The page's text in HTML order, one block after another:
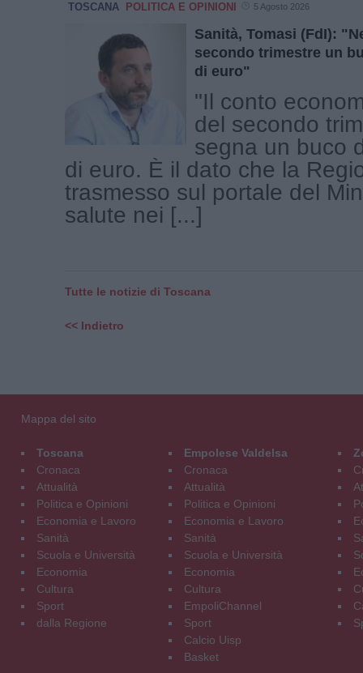
TOSCANA POLITICA E OPINIONI 5 Agosto 2026
Sanità, Tomasi (FdI):
secondo trimestre un
di euro"
"Il conto
del secondo
segna un buco
di euro. È il dato che la
trasmesso sul portale del
salute nei [...]
Tutte le notizie di Toscana
<< Indietro
Mappa del sito
Toscana
Cronaca
Attualità
Politica e Opinioni
Economia e Lavoro
Sanità
Scuola e Università
Economia
Cultura
Sport
dalla Regione
Empolese Valdelsa
Cronaca
Attualità
Politica e Opinioni
Economia e Lavoro
Sanità
Scuola e Università
Economia
Cultura
EmpoliChannel
Sport
Calcio Uisp
Basket